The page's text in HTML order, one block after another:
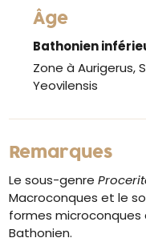
Âge
Bathonien
Zone à Aurigerus,
Yeovilensis
Remarques
Le sous-genre
Macroconques et le
formes
Bathonien.